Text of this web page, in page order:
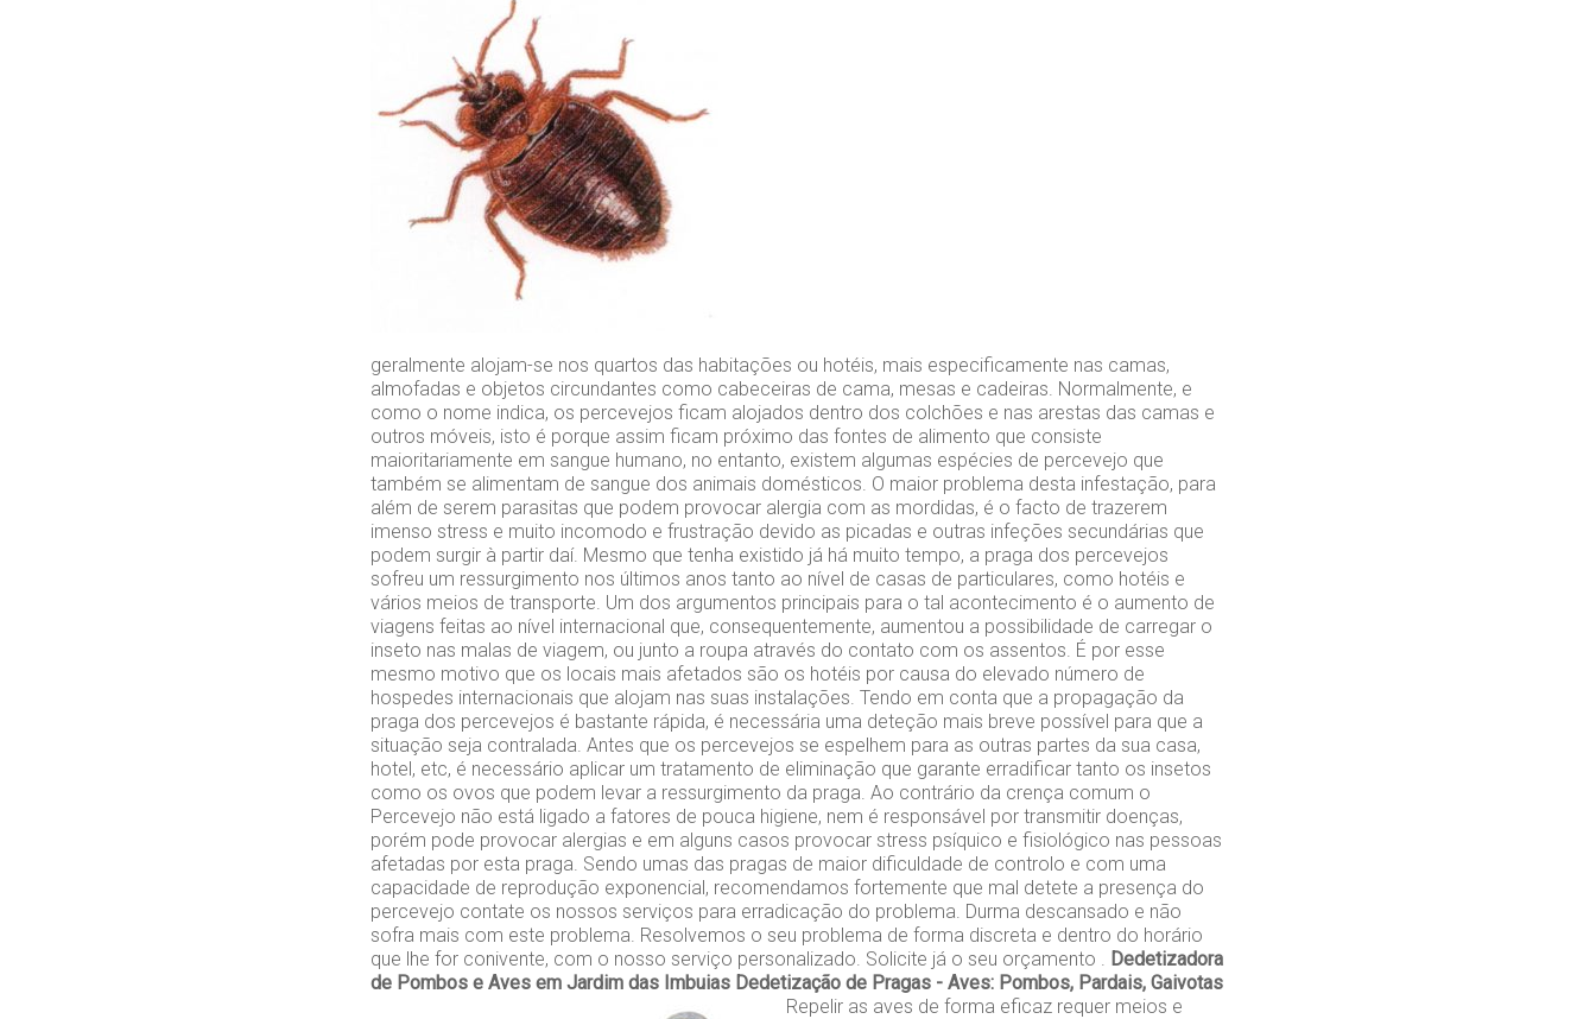
geralmente alojam-se nos quartos das habitações ou hotéis, mais especificamente nas camas,
almofadas e objetos circundantes como cabeceiras de cama, mesas e cadeiras. Normalmente, e
como o nome indica, os percevejos ficam alojados dentro dos colchões e nas arestas das camas e
outros móveis, isto é porque assim ficam próximo das fontes de alimento que consiste
maioritariamente em sangue humano, no entanto, existem algumas espécies de percevejo que
também se alimentam de sangue dos animais domésticos. O maior problema desta infestação, para
além de serem parasitas que podem provocar alergia com as mordidas, é o facto de trazerem
imenso stress e muito incomodo e frustração devido as picadas e outras infeções secundárias que
podem surgir à partir daí. Mesmo que tenha existido já há muito tempo, a praga dos percevejos
sofreu um ressurgimento nos últimos anos tanto ao nível de casas de particulares, como hotéis e
vários meios de transporte. Um dos argumentos principais para o tal acontecimento é o aumento de
viagens feitas ao nível internacional que, consequentemente, aumentou a possibilidade de carregar o
inseto nas malas de viagem, ou junto a roupa através do contato com os assentos. É por esse
mesmo motivo que os locais mais afetados são os hotéis por causa do elevado número de
hospedes internacionais que alojam nas suas instalações. Tendo em conta que a propagação da
praga dos percevejos é bastante rápida, é necessária uma deteção mais breve possível para que a
situação seja contralada. Antes que os percevejos se espelhem para as outras partes da sua casa,
hotel, etc, é necessário aplicar um tratamento de eliminação que garante erradificar tanto os insetos
como os ovos que podem levar a ressurgimento da praga. Ao contrário da crença comum o
Percevejo não está ligado a fatores de pouca higiene, nem é responsável por transmitir doenças,
porém pode provocar alergias e em alguns casos provocar stress psíquico e fisiológico nas pessoas
afetadas por esta praga. Sendo umas das pragas de maior dificuldade de controlo e com uma
capacidade de reprodução exponencial, recomendamos fortemente que mal detete a presença do
percevejo contate os nossos serviços para erradicação do problema. Durma descansado e não
sofra mais com este problema. Resolvemos o seu problema de forma discreta e dentro do horário
que lhe for conivente, com o nosso serviço personalizado. Solicite já o seu orçamento .
Dedetizadora
de Pombos e Aves em Jardim das Imbuias Dedetização de Pragas - Aves: Pombos, Pardais, Gaivotas
Repelir as aves de forma eficaz requer meios e